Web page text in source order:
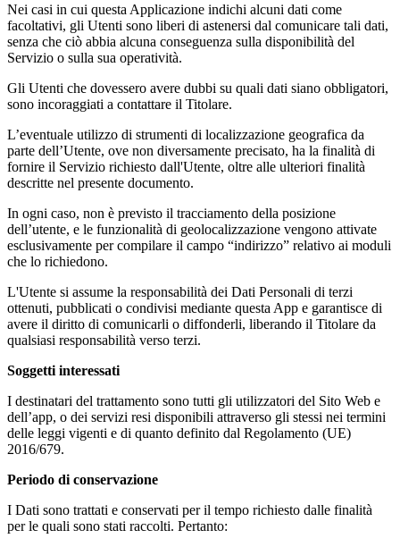
Nei casi in cui questa Applicazione indichi alcuni dati come
facoltativi, gli Utenti sono liberi di astenersi dal comunicare tali dati,
senza che ciò abbia alcuna conseguenza sulla disponibilità del
Servizio o sulla sua operatività.
Gli Utenti che dovessero avere dubbi su quali dati siano obbligatori,
sono incoraggiati a contattare il Titolare.
L’eventuale utilizzo di strumenti di localizzazione geografica da
parte dell’Utente, ove non diversamente precisato, ha la finalità di
fornire il Servizio richiesto dall'Utente, oltre alle ulteriori finalità
descritte nel presente documento.
In ogni caso, non è previsto il tracciamento della posizione
dell’utente, e le funzionalità di geolocalizzazione vengono attivate
esclusivamente per compilare il campo “indirizzo” relativo ai moduli
che lo richiedono.
L'Utente si assume la responsabilità dei Dati Personali di terzi
ottenuti, pubblicati o condivisi mediante questa App e garantisce di
avere il diritto di comunicarli o diffonderli, liberando il Titolare da
qualsiasi responsabilità verso terzi.
Soggetti interessati
I destinatari del trattamento sono tutti gli utilizzatori del Sito Web e
dell’app, o dei servizi resi disponibili attraverso gli stessi nei termini
delle leggi vigenti e di quanto definito dal Regolamento (UE)
2016/679.
Periodo di conservazione
I Dati sono trattati e conservati per il tempo richiesto dalle finalità
per le quali sono stati raccolti. Pertanto: